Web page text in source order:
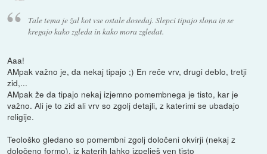
Tale tema je žal kot vse ostale dosedaj. Slepci tipajo slona in se
kregajo kako zgleda in kako mora zgledat.
Aaa!
AMpak važno je, da nekaj tipajo ;) En reče vrv, drugi deblo, tretji
zid,...
AMpak že da tipajo nekaj izjemno pomembnega je tisto, kar je
važno. Ali je to zid ali vrv so zgolj detajli, z katerimi se ubadajo
religije.
Teološko gledano so pomembni zgolj določeni okvirji (nekaj z
določeno formo), iz katerih lahko izpelješ ven tisto